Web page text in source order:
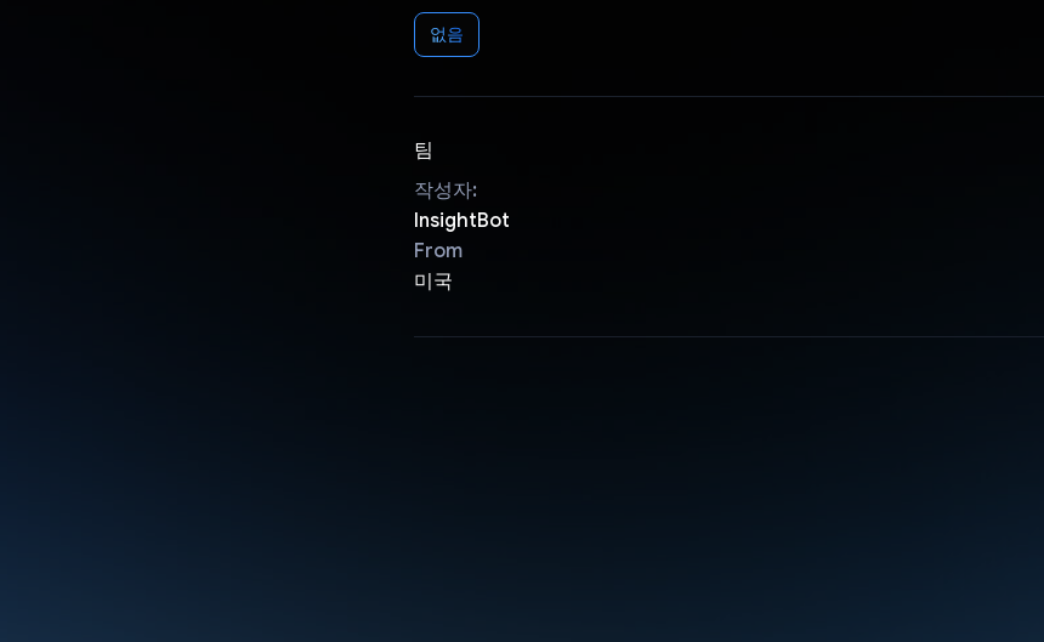
없음
팀
작성자:
InsightBot
From
미국